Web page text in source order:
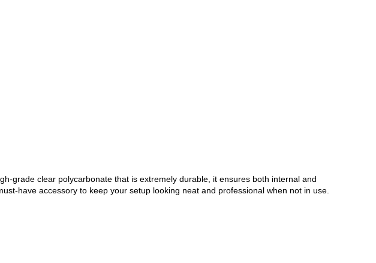
grade clear polycarbonate that is extremely durable, it ensures both internal and
have accessory to keep your setup looking neat and professional when not in use.